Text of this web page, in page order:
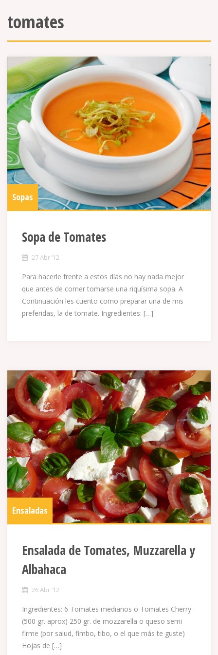
tomates
Sopas
Sopa de Tomates
27 Abr ’12
Para hacerle frente a estos días no hay nada mejor
que antes de comer tomarse una riquísima sopa. A
Continuación les cuento como preparar una de mis
preferidas, la de tomate. Ingredientes: […]
Ensaladas
Ensalada de Tomates, Muzzarella y
Albahaca
26 Abr ’12
Ingredientes: 6 Tomates medianos o Tomates Cherry
(500 gr. aprox) 250 gr. de mozzarella o queso semi
firme (por salud, fimbo, tibo, o el que más te guste)
Hojas de […]